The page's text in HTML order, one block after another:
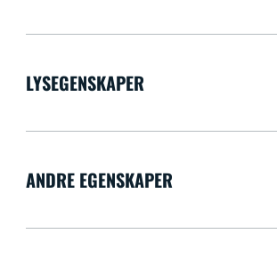
LYSEGENSKAPER
ANDRE EGENSKAPER